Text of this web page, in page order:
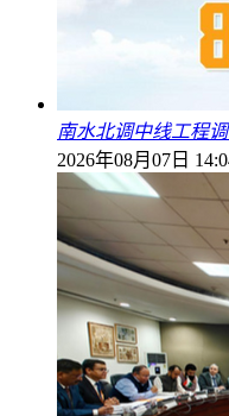
南水北调中线工程
2026年08月07日